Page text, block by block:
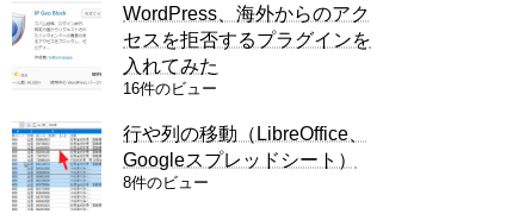
WordPress、海外からのアク
セスを拒否するプラグインを
入れてみた
16件のビュー
行や列の移動（LibreOffice、
Googleスプレッドシート）
8件のビュー